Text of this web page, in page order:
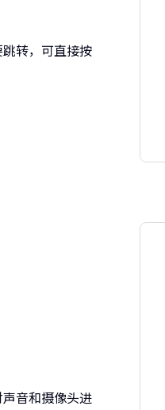
转，可直接按
音和摄像头进